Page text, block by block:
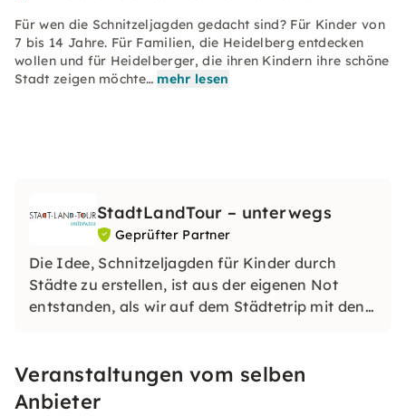
Für wen die Schnitzeljagden gedacht sind? Für Kinder von
7 bis 14 Jahre. Für Familien, die Heidelberg entdecken
wollen und für Heidelberger, die ihren Kindern ihre schöne
Stadt zeigen möchte… mehr lesen
StadtLandTour – unterwegs
Geprüfter Partner
Die Idee, Schnitzeljagden für Kinder durch
Städte zu erstellen, ist aus der eigenen Not
entstanden, als wir auf dem Städtetrip mit den
zu den Sehenswürdigkeiten und motivieren die
Kinder zum Mitlaufen.
Veranstaltungen vom selben
Anbieter